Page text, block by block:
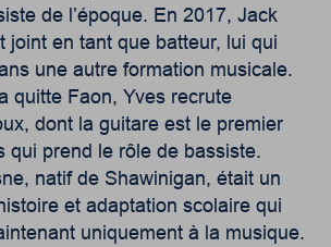
de l’époque. En 2017, Jack
joint en tant que batteur, lui qui
une autre formation musicale.
quitte Faon, Yves recrute
dont la guitare est le premier
qui prend le rôle de bassiste.
natif de Shawinigan, était un
et adaptation scolaire qui
uniquement à la musique.